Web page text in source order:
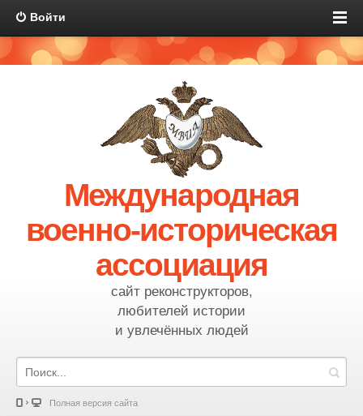
Войти
Международная
военно-историческая
ассоциация
сайт реконструкторов,
любителей истории
и увлечённых людей
Полная версия сайта